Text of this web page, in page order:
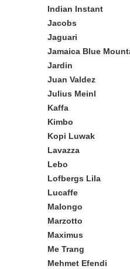
Indian Instant
Jacobs
Jaguari
Jamaica Blue
Jardin
Juan Valdez
Julius Meinl
Kaffa
Kimbo
Kopi Luwak
Lavazza
Lebo
Lofbergs Lila
Lucaffe
Malongo
Marzotto
Maximus
Me Trang
Mehmet Efendi